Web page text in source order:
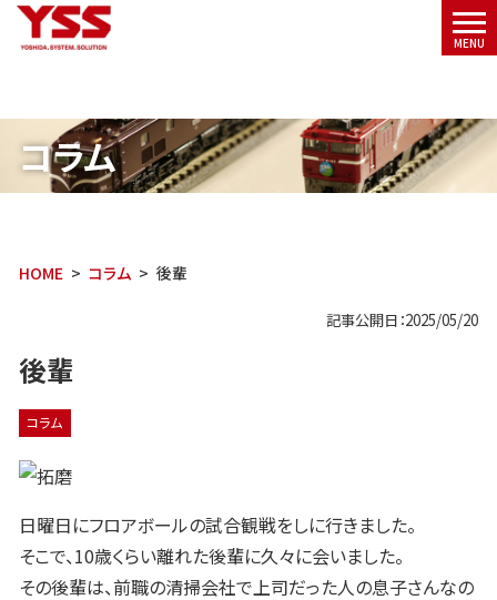
コラム
HOME コラム 後輩
記事公開日：2025/05/20
後輩
コラム
日曜日にフロアボールの試合観戦をしに行きました。
そこで、10歳くらい離れた後輩に久々に会いました。
その後輩は、前職の清掃会社で上司だった人の息子さんなの
メニ
MENU